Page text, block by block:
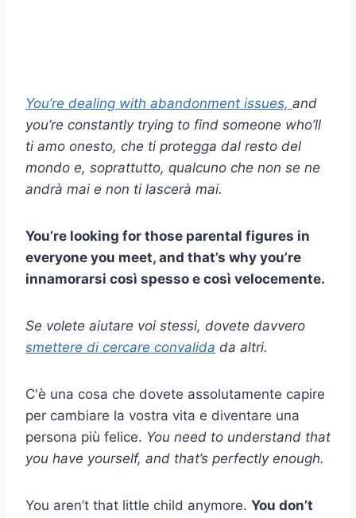
You’re dealing with abandonment issues, and
you’re constantly trying to find someone who’ll
ti amo onesto, che ti protegga dal resto del
mondo e, soprattutto, qualcuno che non se ne
andrà mai e non ti lascerà mai.
You’re looking for those parental figures in
everyone you meet, and that’s why you’re
innamorarsi così spesso e così velocemente.
Se volete aiutare voi stessi, dovete davvero
smettere di cercare convalida da altri.
C'è una cosa che dovete assolutamente capire
per cambiare la vostra vita e diventare una
persona più felice. You need to understand that
you have yourself, and that’s perfectly enough.
You aren’t that little child anymore. You don’t